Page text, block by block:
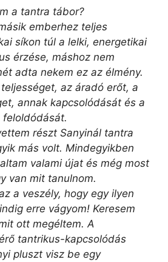
a tantra tábor?
emberhez teljes
síkon túl a lelki, energetikai
érzése, máshoz nem
adta nekem ez az élmény.
az áradó erőt, a
annak kapcsolódását és a
feloldódását.
részt Sanyinál tantra
más volt. Mindegyikben
valami újat és még most
van mit tanulnom.
a veszély, hogy egy ilyen
erre vágyom! Keresem
ott megéltem. A
tantrikus-kapcsolódás
pluszt visz be egy